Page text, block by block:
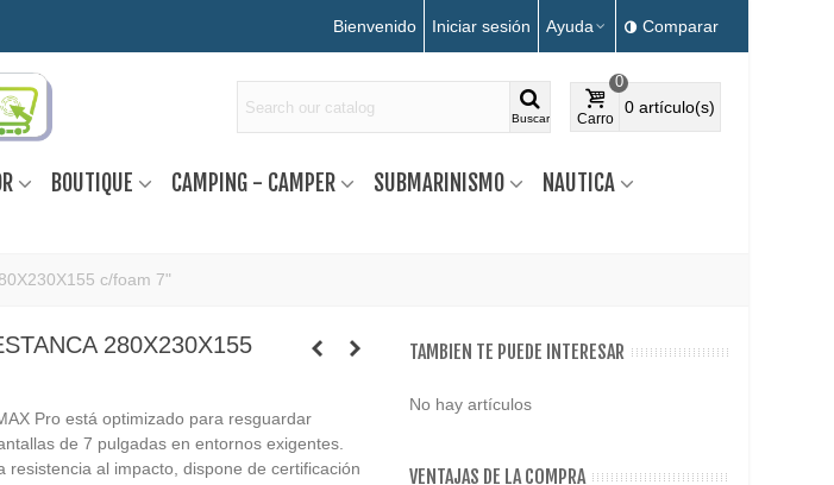
Bienvenido Iniciar sesión Ayuda Comparar
Buscar Carro
0
0 artículo(s)
BOUTIQUE CAMPING - CAMPER SUBMARINISMO
NAUTICA
c/foam 7"
280X230X155
Pro está optimizado para resguardar
de 7 pulgadas en entornos exigentes.
resistencia al impacto, dispone de certificación
TAMBIEN TE PUEDE INTERESAR
No hay artículos
VENTAJAS DE LA COMPRA